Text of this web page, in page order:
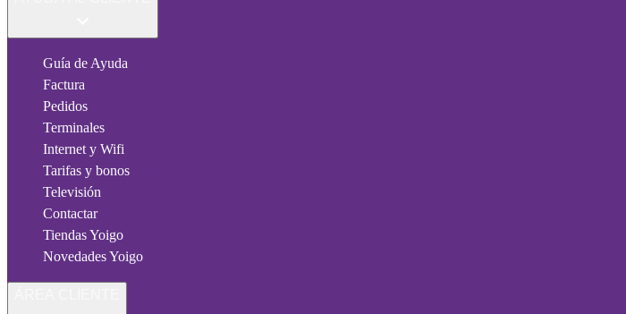
Guía de Ayuda
Factura
Pedidos
Terminales
Internet y Wifi
Tarifas y bonos
Televisión
Contactar
Tiendas Yoigo
Novedades Yoigo